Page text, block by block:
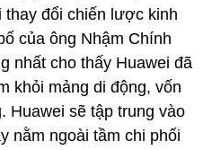
đổi chiến lược kinh
của ông Nhậm Chính
nhất cho thấy Huawei đã
khỏi mảng di động, vốn
Huawei sẽ tập trung vào
nằm ngoài tầm chi phối